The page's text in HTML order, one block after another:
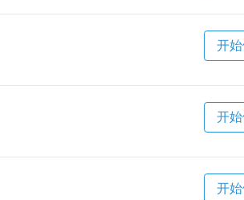
开
开
开